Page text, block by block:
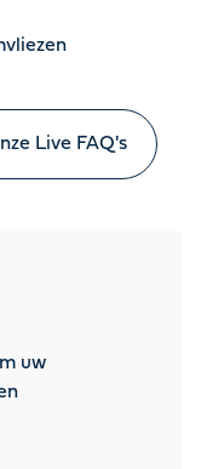
Live FAQ's
uw